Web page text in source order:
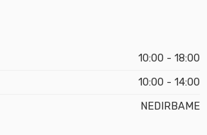
10:00 - 18:00
10:00 - 14:00
NEDIRBAME